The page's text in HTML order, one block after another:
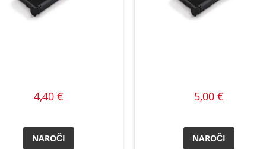
4,40 €
NAROČI
5,00 €
NAROČI